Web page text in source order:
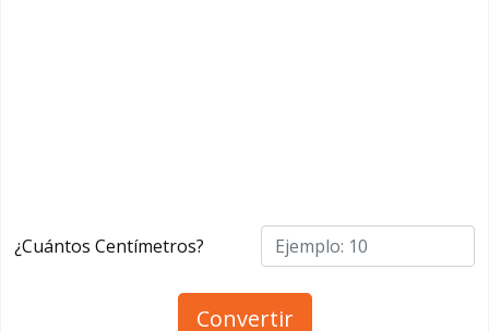
¿Cuántos Centímetros?
Convertir